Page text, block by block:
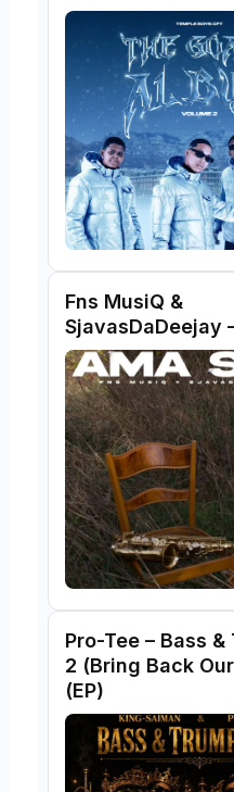
Fns MusiQ &
SjavasDaDeejay
Pro-Tee – Bass &
2 (Bring Back
(EP)